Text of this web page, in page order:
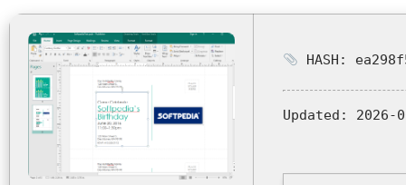
HASH:
Updated: 2026-